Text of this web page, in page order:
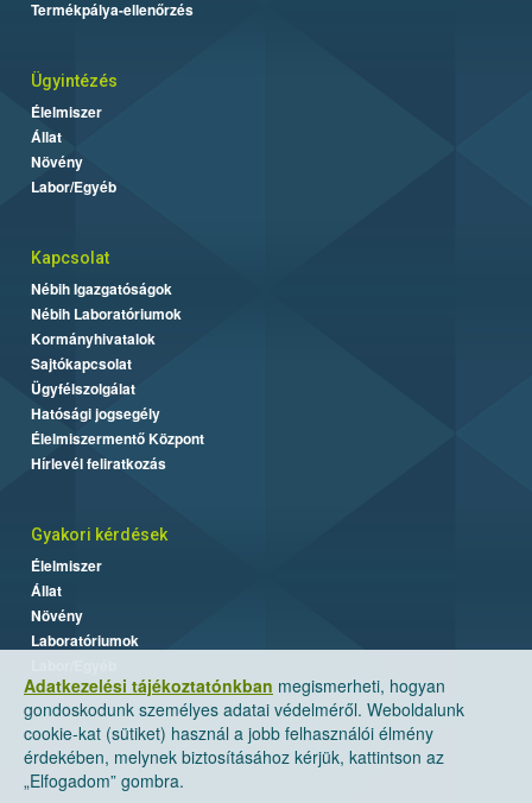
Adatkezelési tájékoztatónkban megismerheti, hogyan
gondoskodunk személyes adatai védelméről. Weboldalunk
cookie-kat (sütiket) használ a jobb felhasználói élmény
érdekében, melynek biztosításához kérjük, kattintson az
„Elfogadom” gombra.
Termékpálya-ellenőrzés
Ügyintézés
Élelmiszer
Állat
Növény
Labor/Egyéb
Kapcsolat
Nébih Igazgatóságok
Nébih Laboratóriumok
Kormányhivatalok
Sajtókapcsolat
Ügyfélszolgálat
Hatósági jogsegély
Élelmiszermentő Központ
Hírlevél feliratkozás
Gyakori kérdések
Élelmiszer
Állat
Növény
Laboratóriumok